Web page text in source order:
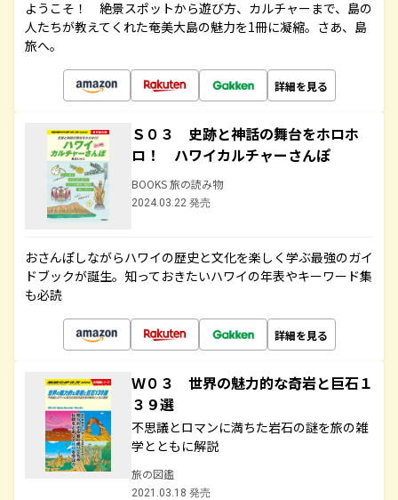
ようこそ！ 絶景スポットから遊び方、カルチャーまで、島の
人たちが教えてくれた奄美大島の魅力を1冊に凝縮。さあ、島
旅へ。
詳細を見る
Ｓ０３ 史跡と神話の舞台をホロホ
ロ！ ハワイカルチャーさんぽ
BOOKS 旅の読み物
2024.03.22 発売
おさんぽしながらハワイの歴史と文化を楽しく学ぶ最強のガイ
ドブックが誕生。知っておきたいハワイの年表やキーワード集
も必読
詳細を見る
Ｗ０３ 世界の魅力的な奇岩と巨石１
３９選
不思議とロマンに満ちた岩石の謎を旅の雑
学とともに解説
旅の図鑑
2021.03.18 発売